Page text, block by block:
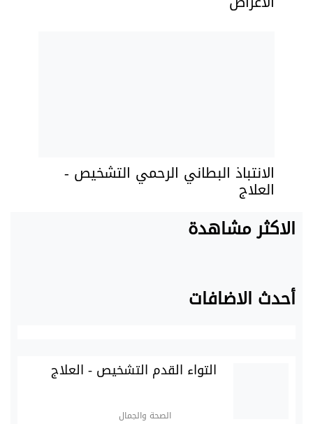
الانتباذ البطاني الرحمي التشخيص -
العلاج
الاكثر مشاهدة
أحدث الاضافات
التواء القدم التشخيص - العلاج
الصحة والجمال